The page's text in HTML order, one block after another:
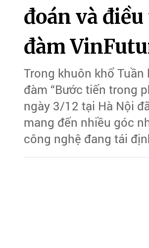
đoán và
đàm
Trong khuôn khổ Tuần
đàm “Bước tiến trong
ngày 3/12 tại Hà Nội
mang đến nhiều góc
công nghệ đang tái